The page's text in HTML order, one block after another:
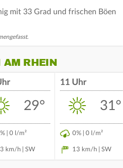
mit 33 Grad und frischen Böen
AM RHEIN
29°
| 0 l/m²
km/h | SW
11 Uhr
31°
0% | 0 l/m²
13 km/h | SW